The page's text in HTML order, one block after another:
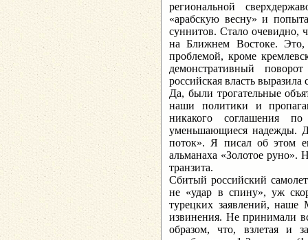
региональной
«арабскую весну» и
суннитов. Стало очевидно,
на Ближнем Востоке. Это,
проблемой, кроме
демонстративный
российская власть
Да, были трогательные
наши политики и
никакого соглашения
уменьшающиеся надежды.
поток». Я писал об этом
альманаха «Золотое руно».
транзита.
Сбитый российский
не «удар в спину», уж
турецких заявлений, наше
извинения. Не принимали
образом, что, взлетая и